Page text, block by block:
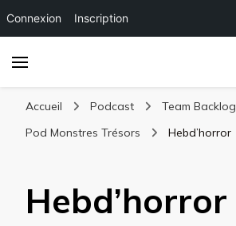
Connexion Inscription
Accueil Podcast
Team Backlog
Pod Monstres Trésors
Hebd’horror
Hebd’horror